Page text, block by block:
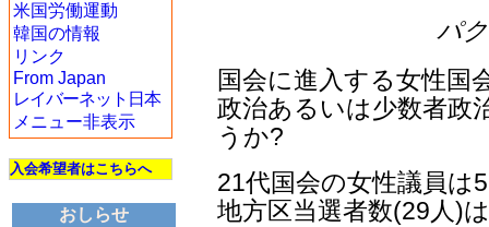
米国労働運動
韓国の情報
リンク
From Japan
レイバーネット日本
メニュー非表示
入会希望者はこちらへ
おしらせ
パ
国会に進入する女性国
政治あるいは少数者政
うか?
21代国会の女性議員は
地方区当選者数(29人)